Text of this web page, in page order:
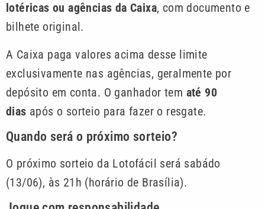
lotéricas ou agências da Caixa, com documento e
bilhete original.
A Caixa paga valores acima desse limite
exclusivamente nas agências, geralmente por
depósito em conta. O ganhador tem até 90
dias após o sorteio para fazer o resgate.
Quando será o próximo sorteio?
O próximo sorteio da Lotofácil será sabádo
(13/06), às 21h (horário de Brasília).